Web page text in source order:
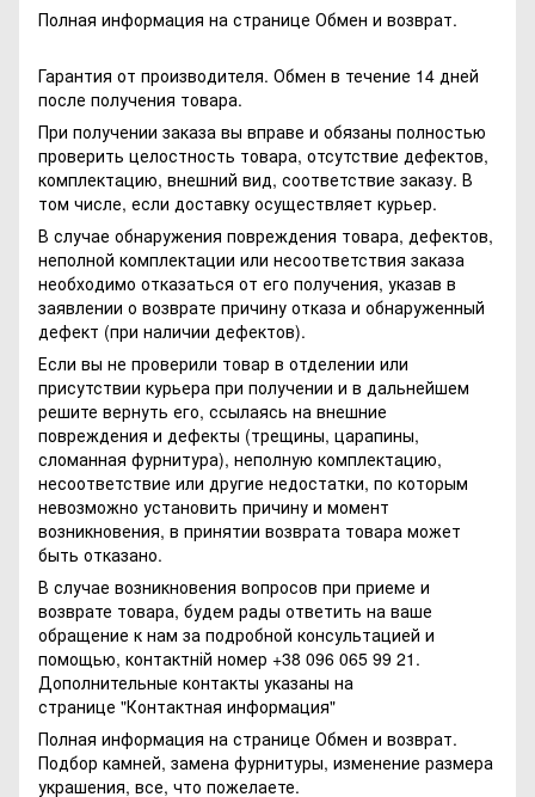
Полная информация на странице Обмен и возврат.
Гарантия от производителя. Обмен в течение 14 дней
после получения товара.
При получении заказа вы вправе и обязаны полностью
проверить целостность товара, отсутствие дефектов,
комплектацию, внешний вид, соответствие заказу. В
том числе, если доставку осуществляет курьер.
В случае обнаружения повреждения товара, дефектов,
неполной комплектации или несоответствия заказа
необходимо отказаться от его получения, указав в
заявлении о возврате причину отказа и обнаруженный
дефект (при наличии дефектов).
Если вы не проверили товар в отделении или
присутствии курьера при получении и в дальнейшем
решите вернуть его, ссылаясь на внешние
повреждения и дефекты (трещины, царапины,
сломанная фурнитура), неполную комплектацию,
несоответствие или другие недостатки, по которым
невозможно установить причину и момент
возникновения, в принятии возврата товара может
быть отказано.
В случае возникновения вопросов при приеме и
возврате товара, будем рады ответить на ваше
обращение к нам за подробной консультацией и
помощью, контактній номер +38 096 065 99 21.
Дополнительные контакты указаны на
странице "Контактная информация"
Полная информация на странице Обмен и возврат.
Подбор камней, замена фурнитуры, изменение размера
украшения, все, что пожелаете.